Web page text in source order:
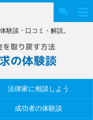
験談・口コミ・解説。
法律家に相談しよう
成功者の体験談